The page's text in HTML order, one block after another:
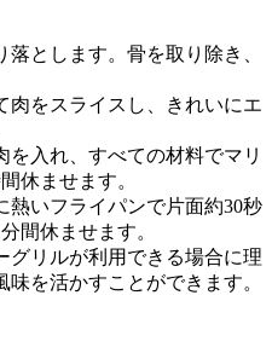
とします。骨を取り除き、
肉をスライスし、きれいにエ
を入れ、すべての材料でマリ
休ませます。
熱いフライパンで片面約30秒
間休ませます。
グリルが利用できる場合に理
を活かすことができます。